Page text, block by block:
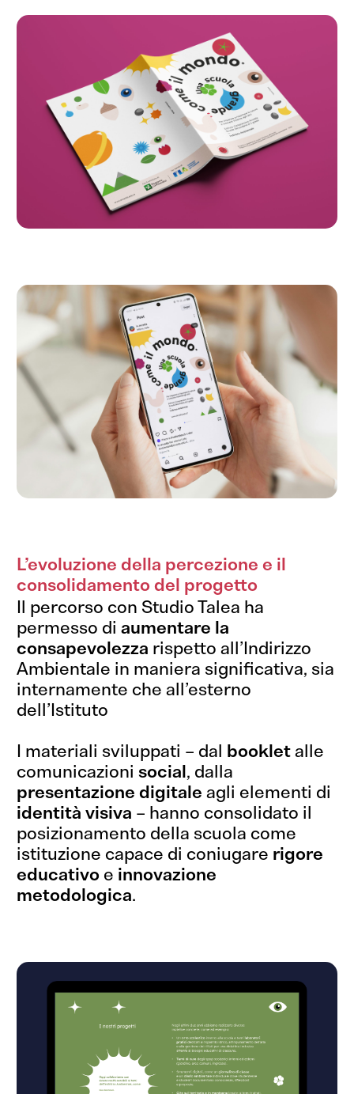
L’evoluzione della percezione e il
consolidamento del progetto
Il percorso con Studio Talea ha
permesso diaumentare la
consapevolezza rispetto all’Indirizzo
Ambientale in maniera significativa, sia
internamente che all’esterno
dell’Istituto
I materiali sviluppati – dal booklet alle
comunicazionisocial, dalla
presentazione digitale agli elementi di
identità visiva – hanno consolidato il
posizionamento della scuola come
istituzione capace di coniugare rigore
educativo e innovazione
metodologica.